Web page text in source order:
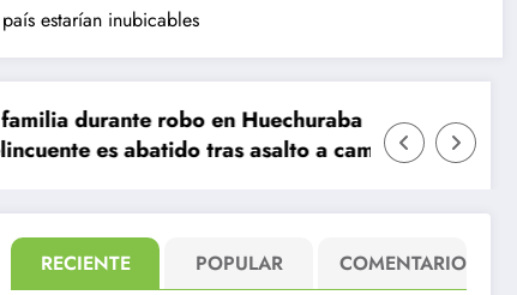
estarían inubicables
en Huechuraba
tras asalto a camión de valores en Santiago
La sanción que
RECIENTE POPULAR COMENTARIO